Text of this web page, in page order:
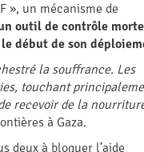
», un mécanisme de
outil de contrôle
début de son
la souffrance. Les
touchant
recevoir de la
à Gaza.
deux à bloquer l’aide